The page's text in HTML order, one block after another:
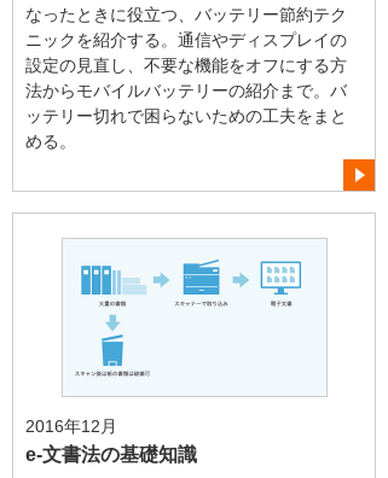
なったときに役立つ、バッテリー節約テク
ニックを紹介する。通信やディスプレイの
設定の見直し、不要な機能をオフにする方
法からモバイルバッテリーの紹介まで。バ
ッテリー切れで困らないための工夫をまと
める。
2016年12月
e-文書法の基礎知識